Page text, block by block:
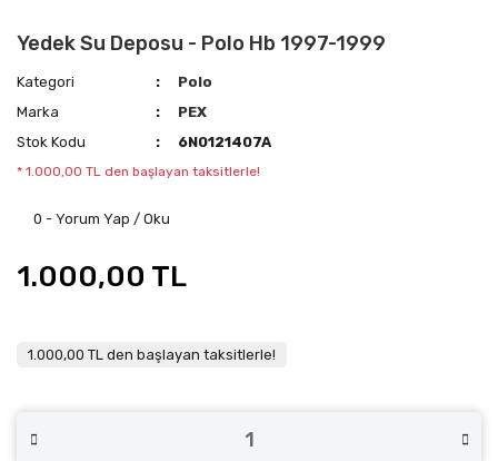
Yedek Su Deposu - Polo Hb 1997-1999
Kategori
Polo
Marka
PEX
Stok Kodu
6N0121407A
* 1.000,00 TL den başlayan taksitlerle!
0 - Yorum Yap / Oku
1.000,00 TL
1.000,00 TL den başlayan taksitlerle!